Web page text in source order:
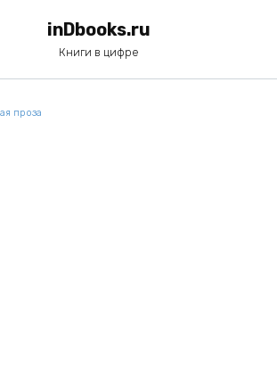
inDbooks.ru
Книги в цифре
проза